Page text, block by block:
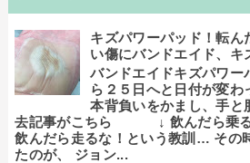
キズパワーパッド！転ん
い傷にバンドエイド、キ
バンドエイドキズパワー
ら２５日へと日付が変わ
本背負いをかまし、手と
去記事がこちら ↓ 飲んだら乗る
飲んだら走るな！という教訓… その
たのが、 ジョン...